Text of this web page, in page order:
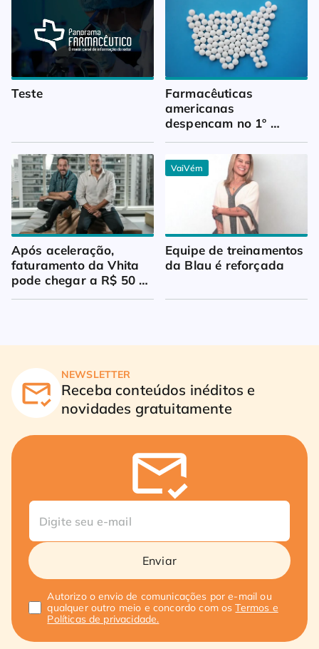
Teste
Farmacêuticas
americanas
despencam no 1º
Após aceleração,
faturamento da Vhita
pode chegar a R$ 50
VaiVém
Equipe de treinamentos
da Blau é reforçada
NEWSLETTER
Receba conteúdos inéditos e
novidades gratuitamente
Enviar
Autorizo o envio de comunicações por e-mail ou
qualquer outro meio e concordo com osTermos e
Políticas de privacidade.